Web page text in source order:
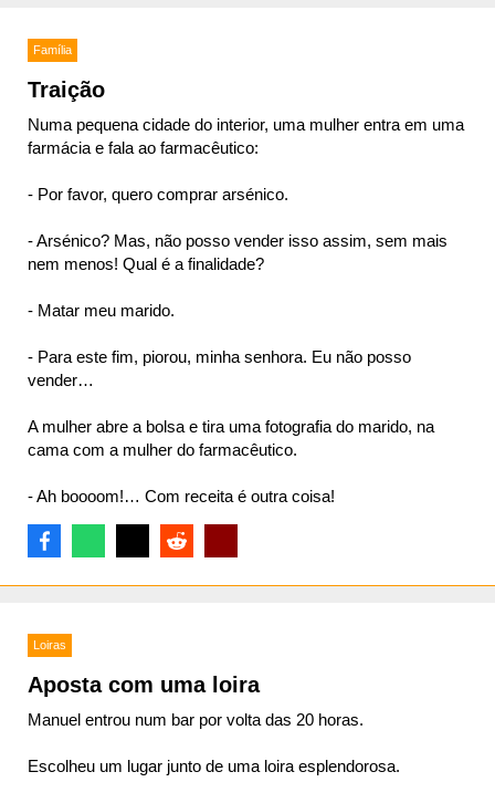
Família
Traição
Numa pequena cidade do interior, uma mulher entra em uma
farmácia e fala ao farmacêutico:
- Por favor, quero comprar arsénico.
- Arsénico? Mas, não posso vender isso assim, sem mais
nem menos! Qual é a finalidade?
- Matar meu marido.
- Para este fim, piorou, minha senhora. Eu não posso
vender…
A mulher abre a bolsa e tira uma fotografia do marido, na
cama com a mulher do farmacêutico.
- Ah boooom!… Com receita é outra coisa!
Loiras
Aposta com uma loira
Manuel entrou num bar por volta das 20 horas.
Escolheu um lugar junto de uma loira esplendorosa.